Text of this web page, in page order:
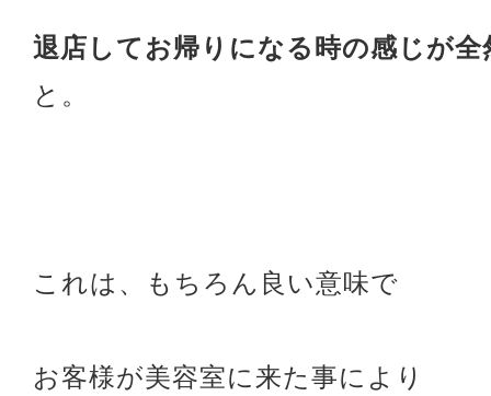
退店してお帰りになる時の感じが全
と。
これは、もちろん良い意味で
お客様が美容室に来た事により